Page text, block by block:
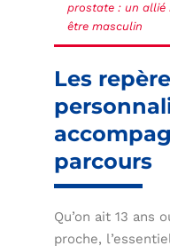
prostate : un allié
être masculin
Les
parcours
Qu’on ait 13 ans
proche,